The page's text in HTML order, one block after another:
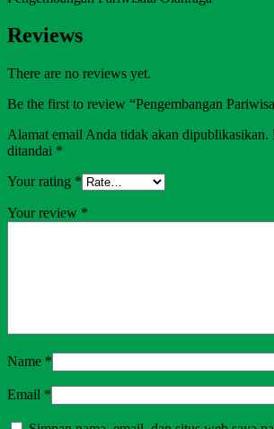
Reviews
There are no reviews yet.
Be the first to review “Pengembangan
Alamat email Anda tidak akan dipublikasikan.
ditandai *
Your rating *
Your review *
Name *
Email *